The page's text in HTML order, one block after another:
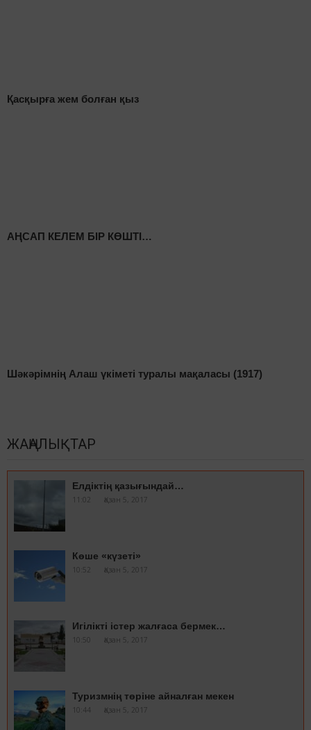
Қасқырға жем болған қыз
АҢСАП КЕЛЕМ БІР КӨШТІ…
Шәкәрімнің Алаш үкіметі туралы мақаласы (1917)
ЖАҢАЛЫҚТАР
Елдіктің қазығындай…
11:02 Қазан 5, 2017
Көше «күзеті»
10:52 Қазан 5, 2017
Игілікті істер жалғаса бермек…
10:50 Қазан 5, 2017
Туризмнің төріне айналған мекен
10:44 Қазан 5, 2017